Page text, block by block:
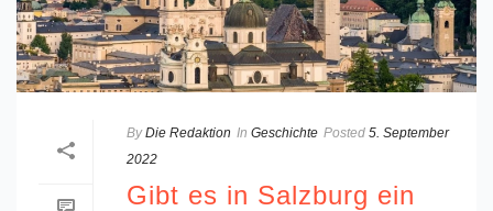
By Die Redaktion In Geschichte Posted 5. September
2022
Gibt es in Salzburg ein